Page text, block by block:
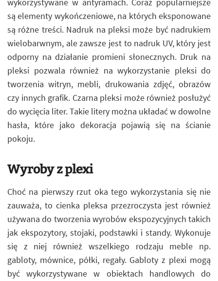
są elementy wykończeniowe, na których eksponowane
są różne treści. Nadruk na pleksi może być nadrukiem
wielobarwnym, ale zawsze jest to nadruk UV, który jest
odporny na działanie promieni słonecznych. Druk na
pleksi pozwala również na wykorzystanie pleksi do
tworzenia witryn, mebli, drukowania zdjęć, obrazów
czy innych grafik. Czarna pleksi może również posłużyć
do wycięcia liter. Takie litery można układać w dowolne
hasła, które jako dekoracja pojawią się na ścianie
pokoju.
Wyroby z plexi
Choć na pierwszy rzut oka tego wykorzystania się nie
zauważa, to cienka pleksa przezroczysta jest również
używana do tworzenia wyrobów ekspozycyjnych takich
jak ekspozytory, stojaki, podstawki i standy. Wykonuje
się z niej również wszelkiego rodzaju meble np.
gabloty, mównice, półki, regały. Gabloty z plexi mogą
być wykorzystywane w obiektach handlowych do